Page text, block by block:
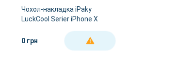
Чохол-накладка iPaky
LuckCool Serier iPhone X
0 грн
ДЕТАЛЬНІШЕ